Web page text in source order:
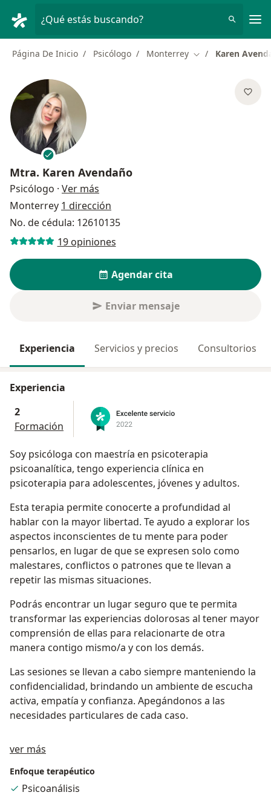
¿Qué estás buscando?
Página De Inicio Psicólogo Monterrey Cambiar de ciudad
Karen
Mtra. Karen Avendaño
Psicólogo · Ver más
Monterrey 1 dirección
No. de cédula: 12610135
19 opiniones
Agendar cita
Enviar mensaje
Experiencia Servicios y precios Consultorios
Experiencia
2
Formación
Soy psicóloga con maestría en psicoterapia
psicoanalítica, tengo experiencia clínica en
psicoterapia para adolescentes, jóvenes y adultos.
Esta terapia permite conocerte a profundidad al
hablar con la mayor libertad. Te ayudo a explorar los
aspectos inconscientes de tu mente para poder
pensarlos, en lugar de que se expresen solo como
malestares, conflictos o patrones que te llevan a
repetir las mismas situaciones.
Podrás encontrar un lugar seguro que te permita
transformar las experiencias dolorosas al tener mayor
comprensión de ellas para relacionarte de otra
manera contigo mismo/a y con los demás.
Las sesiones se llevan a cabo siempre manteniendo la
confidencialidad, brindando un ambiente de escucha
activa, empatía y confianza. Apegándonos a las
necesidades particulares de cada caso.
ver más
Enfoque terapéutico
Psicoanálisis